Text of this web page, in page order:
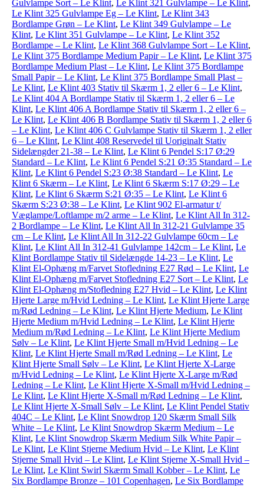
Gulvlampe Sort – Le Klint, Le Klint 321 Gulvlampe – Le Klint,
Le Klint 325 Gulvlampe Eg – Le Klint, Le Klint 343
Bordlampe Grøn – Le Klint, Le Klint 349 Gulvlampe – Le
Klint, Le Klint 351 Gulvlampe – Le Klint, Le Klint 352
Bordlampe – Le Klint, Le Klint 368 Gulvlampe Sort – Le Klint,
Le Klint 375 Bordlampe Medium Papir – Le Klint, Le Klint 375
Bordlampe Medium Plast – Le Klint, Le Klint 375 Bordlampe
Small Papir – Le Klint, Le Klint 375 Bordlampe Small Plast –
Le Klint, Le Klint 403 Stativ til Skærm 1, 2 eller 6 – Le Klint,
Le Klint 404 A Bordlampe Stativ til Skærm 1, 2 eller 6 – Le
Klint, Le Klint 406 A Bordlampe Stativ til Skærm 1, 2 eller 6 –
Le Klint, Le Klint 406 B Bordlampe Stativ til Skærm 1, 2 eller 6
– Le Klint, Le Klint 406 C Gulvlampe Stativ til Skærm 1, 2 eller
6 – Le Klint, Le Klint 408 Reservedel til Uoriginalt Stativ
Sidelængder 21-38 – Le Klint, Le Klint 6 Pendel S:17 Ø:29
Standard – Le Klint, Le Klint 6 Pendel S:21 Ø:35 Standard – Le
Klint, Le Klint 6 Pendel S:23 Ø:38 Standard – Le Klint, Le
Klint 6 Skærm – Le Klint, Le Klint 6 Skærm S:17 Ø:29 – Le
Klint, Le Klint 6 Skærm S:21 Ø:35 – Le Klint, Le Klint 6
Skærm S:23 Ø:38 – Le Klint, Le Klint 902 El-armatur t/
Væglampe/Loftlampe m/2 arme – Le Klint, Le Klint All In 312-
2 Bordlampe – Le Klint, Le Klint All In 312-21 Gulvlampe 35
cm – Le Klint, Le Klint All In 312-22 Gulvlampe 60cm – Le
Klint, Le Klint All In 312-41 Gulvlampe 142cm – Le Klint, Le
Klint Bordlampe Stativ til Sidelængde 14-23 – Le Klint, Le
Klint El-Ophæng m/Farvet Stofledning E27 Rød – Le Klint, Le
Klint El-Ophæng m/Farvet Stofledning E27 Sort – Le Klint, Le
Klint El-Ophæng m/Stofledning E27 Hvid – Le Klint, Le Klint
Hjerte Large m/Hvid Ledning – Le Klint, Le Klint Hjerte Large
m/Rød Ledning – Le Klint, Le Klint Hjerte Medium, Le Klint
Hjerte Medium m/Hvid Ledning – Le Klint, Le Klint Hjerte
Medium m/Rød Ledning – Le Klint, Le Klint Hjerte Medium
Sølv – Le Klint, Le Klint Hjerte Small m/Hvid Ledning – Le
Klint, Le Klint Hjerte Small m/Rød Ledning – Le Klint, Le
Klint Hjerte Small Sølv – Le Klint, Le Klint Hjerte X-Large
m/Hvid Ledning – Le Klint, Le Klint Hjerte X-Large m/Rød
Ledning – Le Klint, Le Klint Hjerte X-Small m/Hvid Ledning –
Le Klint, Le Klint Hjerte X-Small m/Rød Ledning – Le Klint,
Le Klint Hjerte X-Small Sølv – Le Klint, Le Klint Pendel Stativ
404C – Le Klint, Le Klint Snowdrop 120 Skærm Small Silk
White – Le Klint, Le Klint Snowdrop Skærm Medium – Le
Klint, Le Klint Snowdrop Skærm Medium Silk White Papir –
Le Klint, Le Klint Stjerne Medium Hvid – Le Klint, Le Klint
Stjerne Small Hvid – Le Klint, Le Klint Stjerne X-Small Hvid –
Le Klint, Le Klint Swirl Skærm Small Kobber – Le Klint, Le
Six Bordlampe Bronze – 101 Copenhagen, Le Six Bordlampe